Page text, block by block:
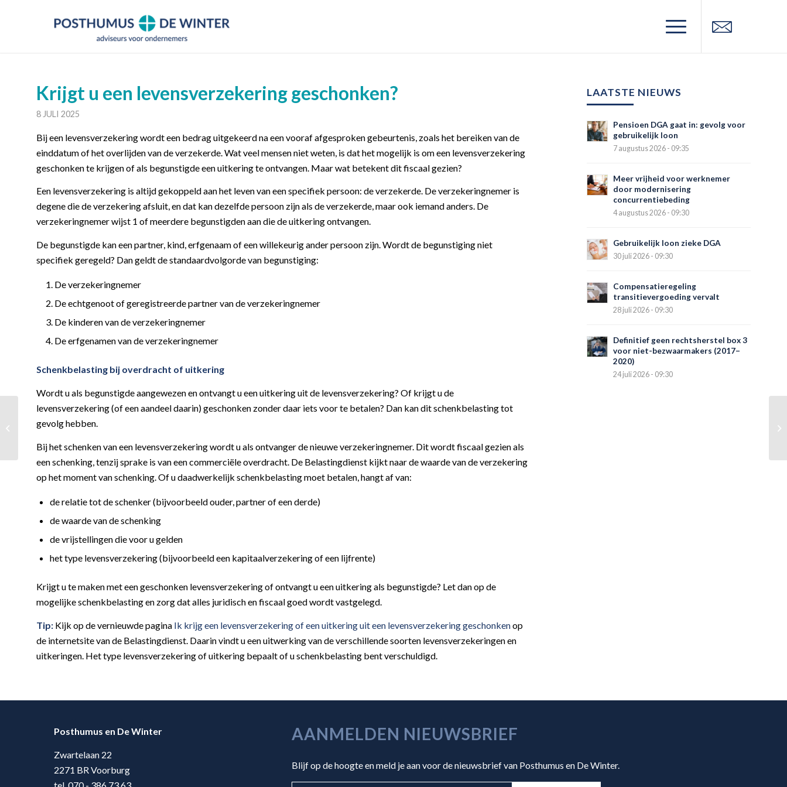
Krijgt u een levensverzekering geschonken?
8 JULI 2025
Bij een levensverzekering wordt een bedrag uitgekeerd na een vooraf afgesproken gebeurtenis, zoals het bereiken van de
einddatum of het overlijden van de verzekerde. Wat veel mensen niet weten, is dat het mogelijk is om een levensverzekering
geschonken te krijgen of als begunstigde een uitkering te ontvangen. Maar wat betekent dit fiscaal gezien?
Een levensverzekering is altijd gekoppeld aan het leven van een specifiek persoon: de verzekerde. De verzekeringnemer is
degene die de verzekering afsluit, en dat kan dezelfde persoon zijn als de verzekerde, maar ook iemand anders. De
verzekeringnemer wijst 1 of meerdere begunstigden aan die de uitkering ontvangen.
De begunstigde kan een partner, kind, erfgenaam of een willekeurig ander persoon zijn. Wordt de begunstiging niet
specifiek geregeld? Dan geldt de standaardvolgorde van begunstiging:
De verzekeringnemer
De echtgenoot of geregistreerde partner van de verzekeringnemer
De kinderen van de verzekeringnemer
De erfgenamen van de verzekeringnemer
Schenkbelasting bij overdracht of uitkering
Wordt u als begunstigde aangewezen en ontvangt u een uitkering uit de levensverzekering? Of krijgt u de
levensverzekering (of een aandeel daarin) geschonken zonder daar iets voor te betalen? Dan kan dit schenkbelasting tot
gevolg hebben.
Bij het schenken van een levensverzekering wordt u als ontvanger de nieuwe verzekeringnemer. Dit wordt fiscaal gezien als
een schenking, tenzij sprake is van een commerciële overdracht. De Belastingdienst kijkt naar de waarde van de verzekering
op het moment van schenking. Of u daadwerkelijk schenkbelasting moet betalen, hangt af van:
de relatie tot de schenker (bijvoorbeeld ouder, partner of een derde)
de waarde van de schenking
de vrijstellingen die voor u gelden
het type levensverzekering (bijvoorbeeld een kapitaalverzekering of een lijfrente)
Krijgt u te maken met een geschonken levensverzekering of ontvangt u een uitkering als begunstigde? Let dan op de
mogelijke schenkbelasting en zorg dat alles juridisch en fiscaal goed wordt vastgelegd.
Tip: Kijk op de vernieuwde pagina Ik krijg een levensverzekering of een uitkering uit een levensverzekering geschonkenop
de internetsite van de Belastingdienst. Daarin vindt u een uitwerking van de verschillende soorten levensverzekeringen en
uitkeringen. Het type levensverzekering of uitkering bepaalt of u schenkbelasting bent verschuldigd.
LAATSTE NIEUWS
Pensioen DGA gaat in: gevolg voor
gebruikelijk loon
7 augustus 2026 - 09:35
Meer vrijheid voor werknemer
door modernisering
concurrentiebeding
4 augustus 2026 - 09:30
Gebruikelijk loon zieke DGA
30 juli 2026 - 09:30
Compensatieregeling
transitievergoeding vervalt
28 juli 2026 - 09:30
Definitief geen rechtsherstel box 3
voor niet-bezwaarmakers (2017–
2020)
24 juli 2026 - 09:30
Posthumus en De Winter
Zwartelaan 22
2271 BR Voorburg
tel. 070 - 386 73 63
AANMELDEN NIEUWSBRIEF
Blijf op de hoogte en meld je aan voor de nieuwsbrief van Posthumus en De Winter.
Krijgt u een
levensverzekering